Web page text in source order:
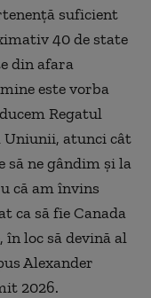
suficient
40 de state
din afara
este vorba
Regatul
atunci cât
să ne gândim şi la
că am învins
ca să fie Canada
loc să devină al
Alexander
2026.